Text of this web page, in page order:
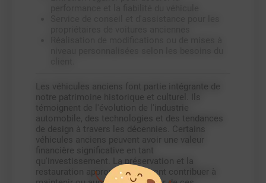
Les véhicules anciens font partie intégrante de
notre patrimoine historique et culturel. Ils
témoignent de l'évolution de l'industrie
automobile, des technologies et des tendances
de design à travers les décennies. Certains
véhicules anciens peuvent avoir une valeur
financière significative en tant
qu'investissement. La préservation et la
restauration appropriées peuvent contribuer à